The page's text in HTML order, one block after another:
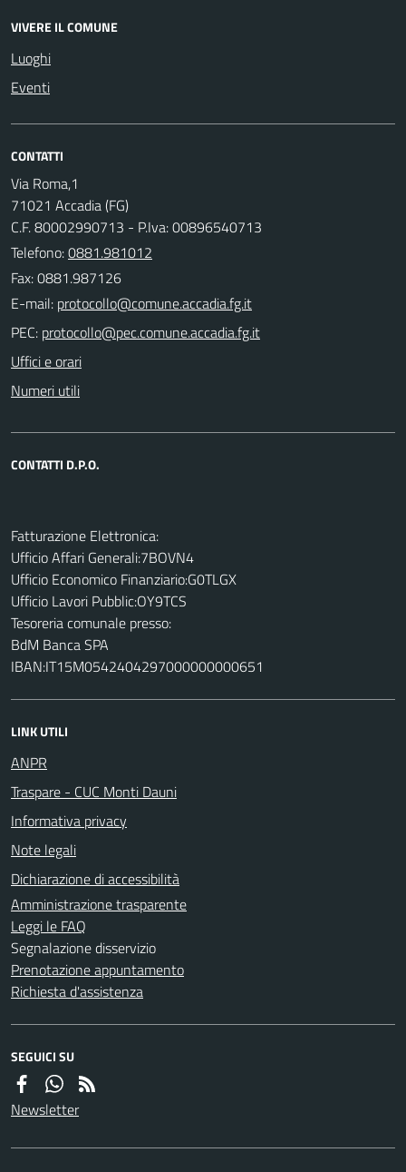
VIVERE IL COMUNE
Luoghi
Eventi
CONTATTI
Via Roma,1
71021 Accadia (FG)
C.F. 80002990713 - P.Iva: 00896540713
Telefono:0881.981012
Fax: 0881.987126
E-mail:
PEC:
Uffici e orari
Numeri utili
CONTATTI D.P.O.
Fatturazione Elettronica:
Ufficio Affari Generali:7BOVN4
Ufficio Economico Finanziario:G0TLGX
Ufficio Lavori Pubblic:OY9TCS
Tesoreria comunale presso:
BdM Banca SPA
IBAN:IT15M0542404297000000000651
LINK UTILI
ANPR
Traspare - CUC Monti Dauni
Informativa privacy
Note legali
Dichiarazione di accessibilità
Amministrazione trasparente
Leggi le FAQ
Segnalazione disservizio
Prenotazione appuntamento
Richiesta d'assistenza
SEGUICI SU
Newsletter